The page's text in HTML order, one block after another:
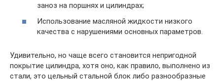
заноз на поршнях и цилиндрах;
Использование масляной жидкости низкого
качества с нарушениями основных параметров.
Удивительно, но чаще всего становится непригодной
покрытие цилиндра, хотя оно, как правило, выполнено из
стали, это цельный стальной блок либо разнообразные